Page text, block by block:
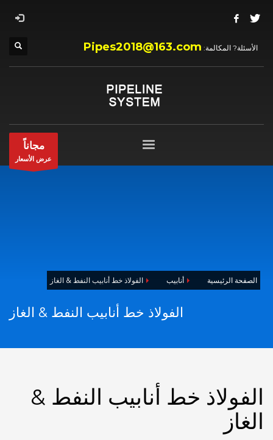
الأسئلة? المكالمة: Pipes2018@163.com
مجاناً
عرض الأسعار
الصفحة الرئيسية أنابيب الفولاذ خط أنابيب النفط & الغاز
الفولاذ خط أنابيب النفط & الغاز
الفولاذ خط أنابيب النفط &
الغاز